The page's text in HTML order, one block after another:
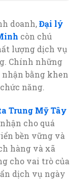
doanh,Đại lý
còn chú
lượng dịch vụ
Chính những
bằng khen
năng.
Trung Mỹ Tây
cho quá
bền vững và
hàng và xã
cho vai trò của
dịch vụ ngày